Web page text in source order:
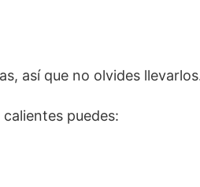
así que no olvides
puedes: